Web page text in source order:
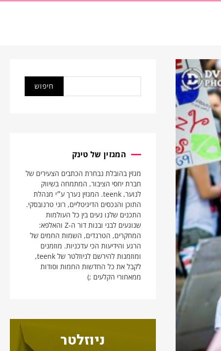
המגזין של טינק
מגזין בהובלת נבחרת הכתבים הצעירים של
חברת יחסי הציבור, המתמחה בשיווק
לנוער, teenk. המגזין נערך ע״י מנהלת
התוכן והנכסים הדיגיטליים, רוני טרנובסקי.
התכנים שלנו נעים בין כל העולמות
שנוגעים לבני ובנות דור ה-Z והאלפא:
המחקרים, הטרנדים, השמות החמים של
הרגע והידיעות הכי עדכניות. מוזמנים
ומוזמנות להירשם לניוזלטר של teenk,
לקבל את כל החדשות החמות וסודות
ממאחורי הקלעים ;)
ניוזלטר